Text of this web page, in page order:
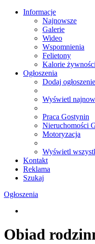
Informacje
Najnowsze
Galerie
Wideo
Wspomnienia
Felietony
Kalorie żywności
Ogłoszenia
Dodaj ogłoszenie
Wyświetl
Praca Gostynin
Nieruchomości
Motoryzacja
Wyświetl
Kontakt
Reklama
Szukaj
Ogłoszenia
Obiad